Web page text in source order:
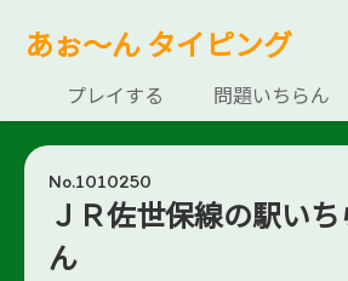
あぉ～ん タイピング
プレイする 問題いちらん
No.1010250
ＪＲ佐世保線の駅いち
ん